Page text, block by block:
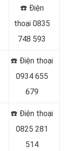
☎️ Điện
thoại0835
748 593
☎️ Điện thoại
0934 655
679
☎️ Điện thoại
0825 281
514